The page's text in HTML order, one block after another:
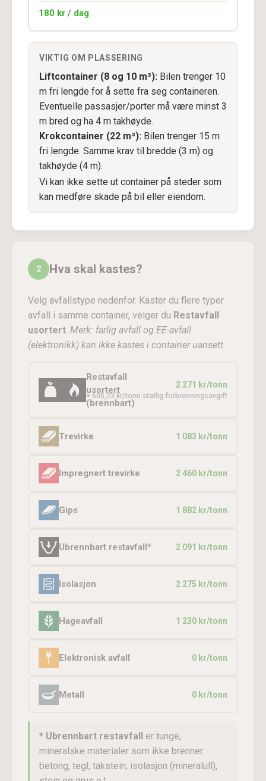
180 kr / dag
VIKTIG OM PLASSERING
Liftcontainer (8 og 10 m³): Bilen trenger 10
m fri lengde for å sette fra seg containeren.
Eventuelle passasjer/porter må være minst 3
m bred og ha 4 m takhøyde.
Krokcontainer (22 m³): Bilen trenger 15 m
fri lengde. Samme krav til bredde (3 m) og
takhøyde (4 m).
Vi kan ikke sette ut container på steder som
kan medføre skade på bil eller eiendom.
2 Hva skal kastes?
Velg avfallstype nedenfor. Kaster du flere typer
avfall i samme container, velger du Restavfall
usortert. Merk: farlig avfall og EE-avfall
(elektronikk) kan ikke kastes i container uansett.
Restavfall
usortert
(brennbart)
2 271 kr/tonn
+ 605,23 kr/tonn statlig forbrenningsavgift
Trevirke 1 083 kr/tonn
Impregnert trevirke 2 460 kr/tonn
Gips 1 882 kr/tonn
Ubrennbart restavfall* 2 091 kr/tonn
Isolasjon 2 275 kr/tonn
Hageavfall 1 230 kr/tonn
Elektronisk avfall 0 kr/tonn
Metall 0 kr/tonn
* Ubrennbart restavfall er tunge,
mineralske materialer som ikke brenner:
betong, tegl, takstein, isolasjon (mineralull),